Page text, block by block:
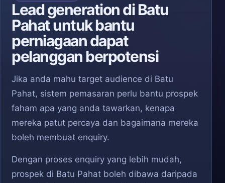
Lead generation di Batu
Pahat untuk bantu
perniagaan dapat
pelanggan berpotensi
Jika anda mahu target audience di Batu
Pahat, sistem pemasaran perlu bantu prospek
faham apa yang anda tawarkan, kenapa
mereka patut percaya dan bagaimana mereka
boleh membuat enquiry.
Dengan proses enquiry yang lebih mudah,
prospek di Batu Pahat boleh dibawa daripada